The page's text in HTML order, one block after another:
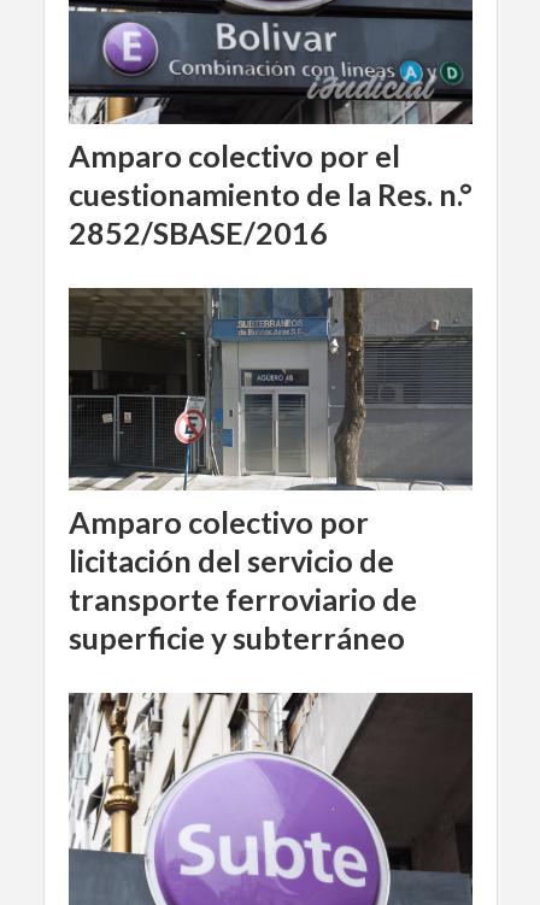
Amparo colectivo por el
cuestionamiento de la Res. n.°
2852/SBASE/2016
Amparo colectivo por
licitación del servicio de
transporte ferroviario de
superficie y subterráneo